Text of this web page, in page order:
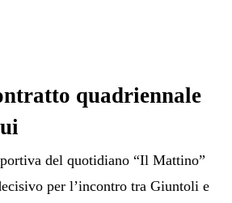
quadriennale
del quotidiano “Il Mattino”
per l’incontro tra Giuntoli e